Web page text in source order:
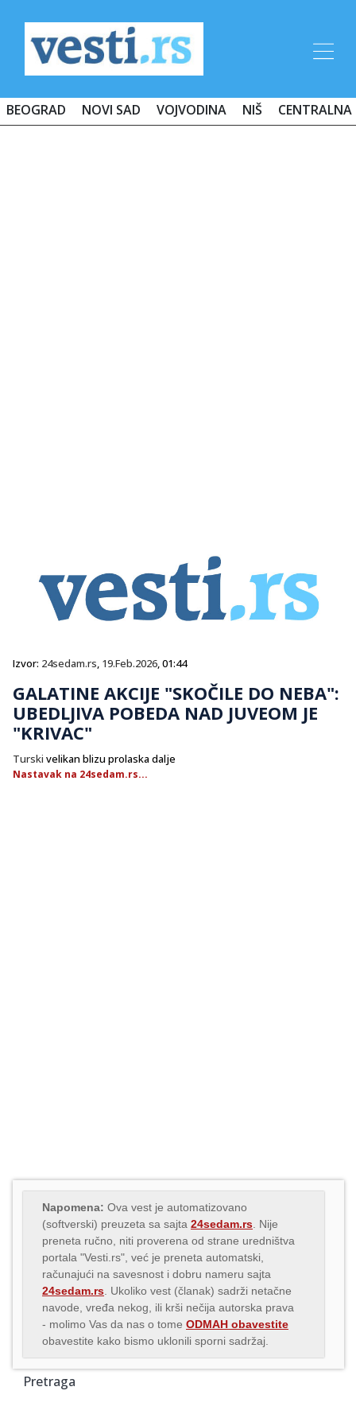
BEOGRAD NOVI SAD VOJVODINA NIŠ CENTRALNA
Izvor: 24sedam.rs, 19.Feb.2026, 01:44
GALATINE AKCIJE "SKOČILE DO NEBA":
UBEDLJIVA POBEDA NAD JUVEOM JE
"KRIVAC"
Turski velikan blizu prolaska dalje
Nastavak na 24sedam.rs...
Napomena: Ova vest je automatizovano
(softverski) preuzeta sa sajta 24sedam.rs . Nije
preneta ručno, niti proverena od strane uredništva
portala "Vesti.rs", već je preneta automatski,
računajući na savesnost i dobru nameru sajta
24sedam.rs . Ukoliko vest (članak) sadrži netačne
navode, vređa nekog, ili krši nečija autorska prava
- molimo Vas da nas o tome ODMAH obavestite
obavestite kako bismo uklonili sporni sadržaj.
Pretraga